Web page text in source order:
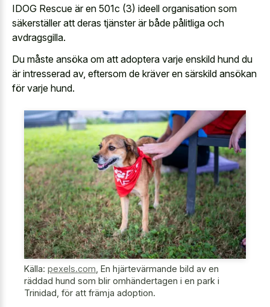
IDOG Rescue är en 501c (3) ideell organisation som
säkerställer att deras tjänster är både pålitliga och
avdragsgilla.
Du måste ansöka om att adoptera varje enskild hund du
är intresserad av, eftersom de kräver en särskild ansökan
för varje hund.
Källa: pexels.com, En hjärtevärmande bild av en
räddad hund som blir omhändertagen i en park i
Trinidad, för att främja adoption.